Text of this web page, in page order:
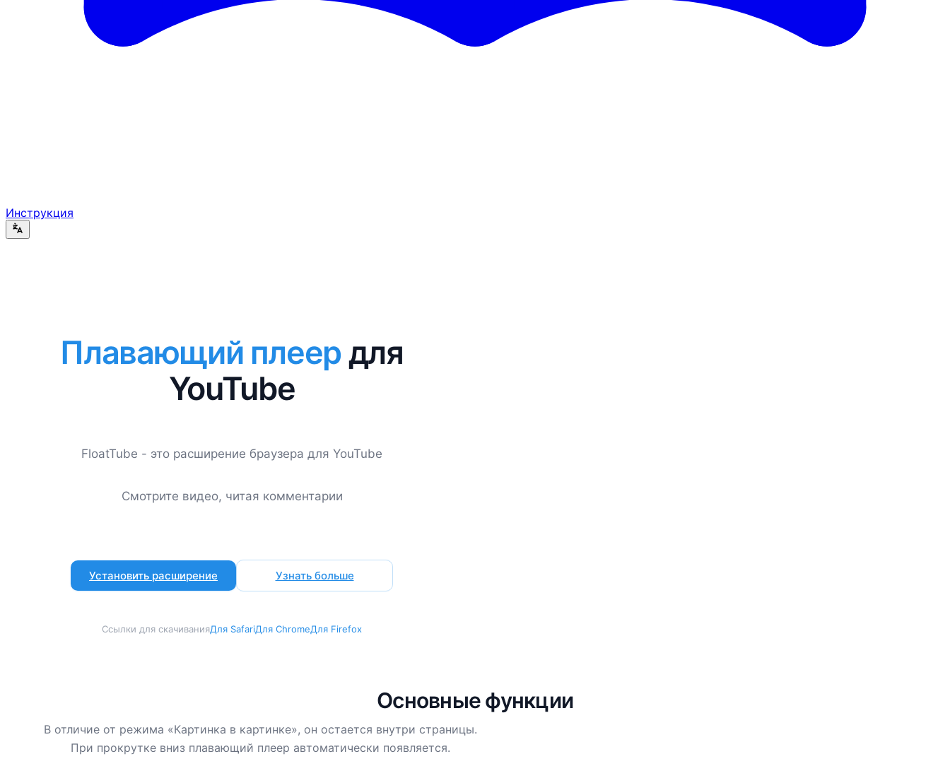
Инструкция
Плавающий плеер для
YouTube
FloatTube - это расширение браузера для YouTube
Смотрите видео, читая комментарии
Установить расширение Узнать больше
Ссылки для скачиванияДля SafariДля ChromeДля Firefox
Основные функции
В отличие от режима «Картинка в картинке», он остается внутри страницы.
При прокрутке вниз плавающий плеер автоматически появляется.